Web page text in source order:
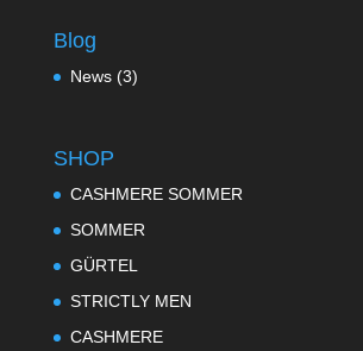
Blog
News(3)
SHOP
CASHMERE SOMMER
SOMMER
GÜRTEL
STRICTLY MEN
CASHMERE